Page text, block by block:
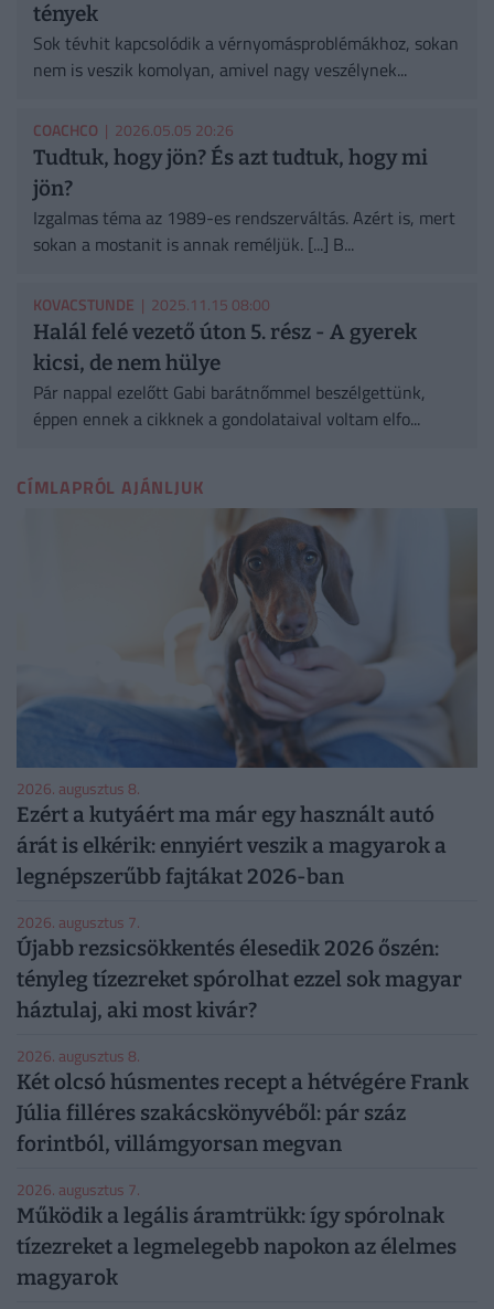
tények
Sok tévhit kapcsolódik a vérnyomásproblémákhoz, sokan
nem is veszik komolyan, amivel nagy veszélynek...
COACHCO | 2026.05.05 20:26
Tudtuk, hogy jön? És azt tudtuk, hogy mi
jön?
Izgalmas téma az 1989-es rendszerváltás. Azért is, mert
sokan a mostanit is annak reméljük. [...] B...
KOVACSTUNDE | 2025.11.15 08:00
Halál felé vezető úton 5. rész - A gyerek
kicsi, de nem hülye
Pár nappal ezelőtt Gabi barátnőmmel beszélgettünk,
éppen ennek a cikknek a gondolataival voltam elfo...
CÍMLAPRÓL AJÁNLJUK
2026. augusztus 8.
Ezért a kutyáért ma már egy használt autó
árát is elkérik: ennyiért veszik a magyarok a
legnépszerűbb fajtákat 2026-ban
2026. augusztus 7.
Újabb rezsicsökkentés élesedik 2026 őszén:
tényleg tízezreket spórolhat ezzel sok magyar
háztulaj, aki most kivár?
2026. augusztus 8.
Két olcsó húsmentes recept a hétvégére Frank
Júlia filléres szakácskönyvéből: pár száz
forintból, villámgyorsan megvan
2026. augusztus 7.
Működik a legális áramtrükk: így spórolnak
tízezreket a legmelegebb napokon az élelmes
magyarok